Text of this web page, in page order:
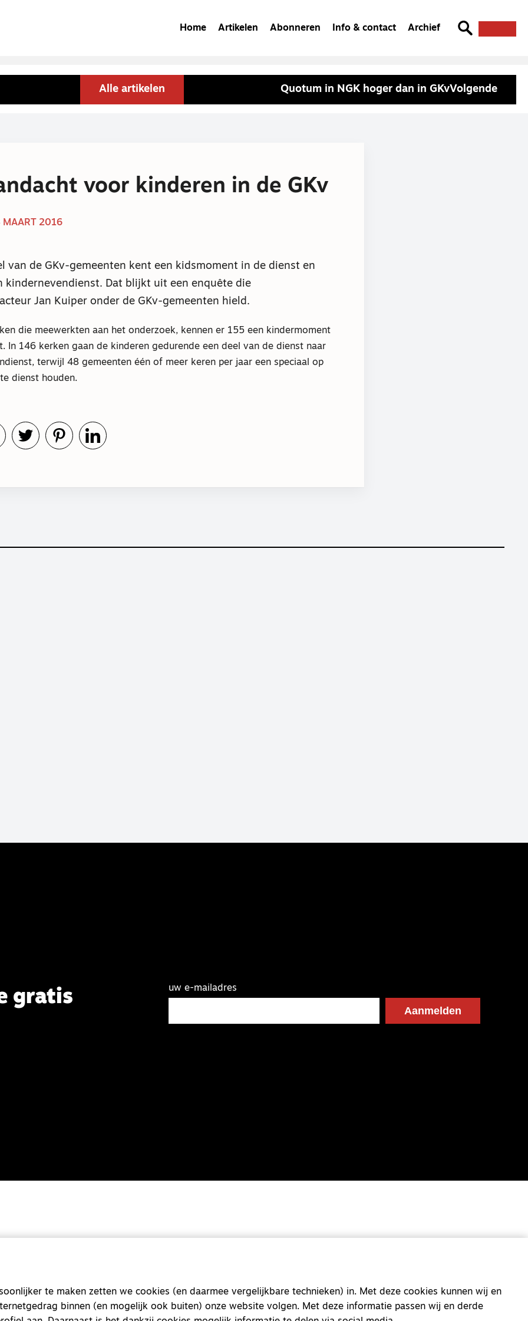
Home Artikelen Abonneren Info & contact Archief
Alle artikelen Quotum in NGK hoger dan in GKvVolgende
voor kinderen in de GKv
MAART 2016
van de GKv-gemeenten kent een kidsmoment in de dienst en
kindernevendienst. Dat blijkt uit een enquête die
Jan Kuiper onder de GKv-gemeenten hield.
die meewerkten aan het onderzoek, kennen er 155 een kindermoment
In 146 kerken gaan de kinderen gedurende een deel van de dienst naar
terwijl 48 gemeenten één of meer keren per jaar een speciaal op
dienst houden.
gratis
uw e-mailadres
te maken zetten we cookies (en daarmee vergelijkbare technieken) in. Met deze cookies kunnen wij en
binnen (en mogelijk ook buiten) onze website volgen. Met deze informatie passen wij en derde